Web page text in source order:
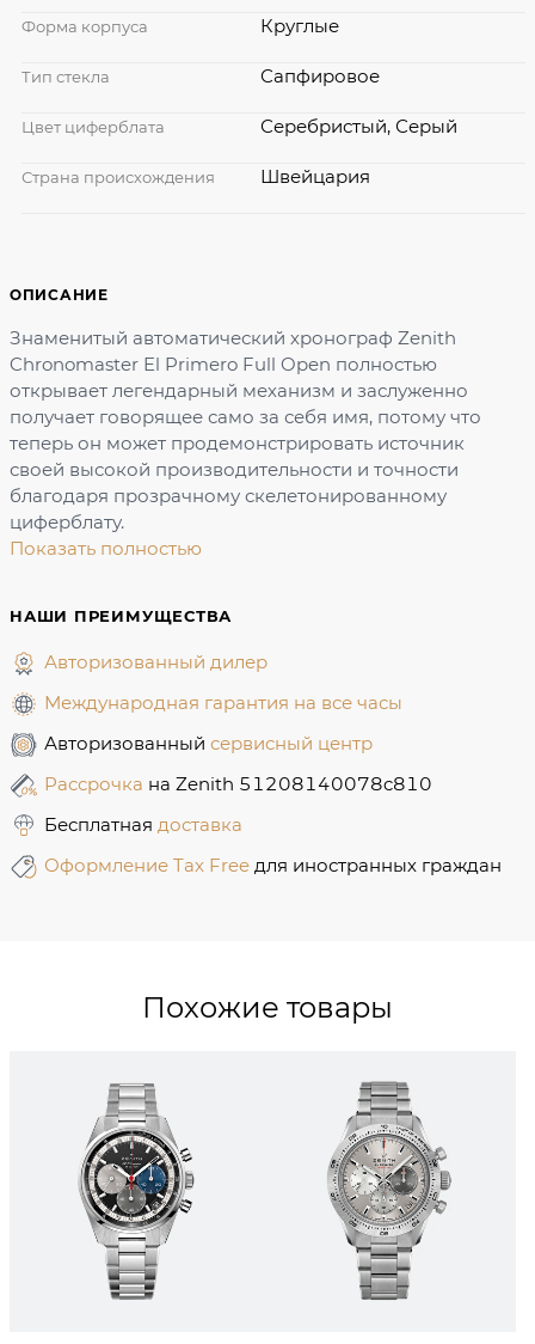
ОПИСАНИЕ
Знаменитый автоматический хронограф Zenith
Chronomaster El Primero Full Open полностью
открывает легендарный механизм и заслуженно
получает говорящее само за себя имя, потому что
теперь он может продемонстрировать источник
своей высокой производительности и точности
благодаря прозрачному скелетонированному
циферблату.
Показать полностью
НАШИ ПРЕИМУЩЕСТВА
Авторизованный дилер
Международная гарантия на все часы
Авторизованный сервисный центр
Рассрочка на Zenith 51208140078c810
Бесплатная доставка
Оформление Tax Free для иностранных граждан
Форма корпуса Круглые
Тип стекла Сапфировое
Цвет циферблата Серебристый, Серый
Страна происхождения Швейцария
Похожие товары